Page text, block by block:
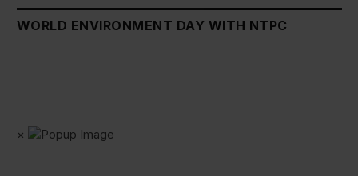
WORLD ENVIRONMENT DAY WITH NTPC
×